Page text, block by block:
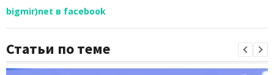
bigmir)net в facebook
Статьи по теме